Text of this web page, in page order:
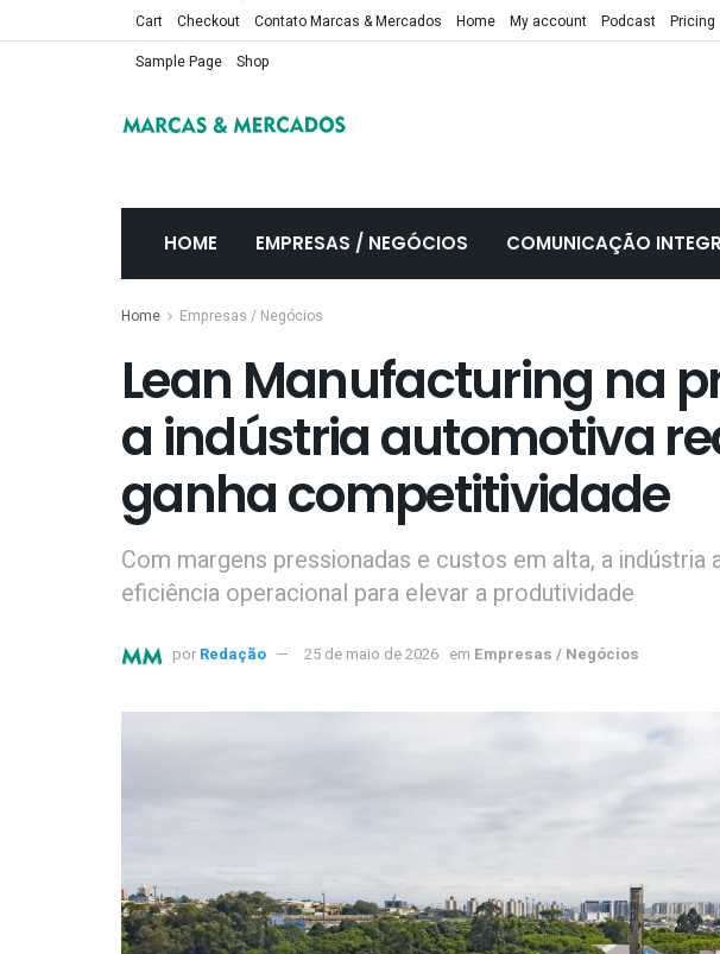
Cart Checkout Contato Marcas & Mercados Home My account Podcast
Pricing
Sample Page
Shop
HOME EMPRESAS / NEGÓCIOS COMUNICAÇÃO
Home Empresas / Negócios
Lean Manufacturing na
a indústria automotiva
ganha competitividade
Com margens pressionadas e custos em alta, a indústria
eficiência operacional para elevar a produtividade
por Redação 25 de maio de 2026 em Empresas / Negócios